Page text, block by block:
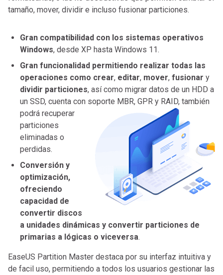
tamaño, mover, dividir e incluso fusionar particiones.
Gran compatibilidad con los sistemas operativos
Windows, desde XP hasta Windows 11.
Gran funcionalidad permitiendo realizar todas las
operaciones como crear, editar, mover, fusionar y
dividir particiones, así como migrar datos de un HDD a
un SSD, cuenta con soporte MBR, GPR y RAID, también
podrá recuperar
particiones
eliminadas o
perdidas.
Conversión y
optimización,
ofreciendo
capacidad de
convertir discos
a unidades dinámicas y convertir particiones de
primarias a lógicas o viceversa.
EaseUS Partition Master destaca por su interfaz intuitiva y
de facil uso, permitiendo a todos los usuarios gestionar las